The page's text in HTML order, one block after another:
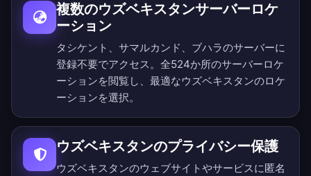
複数のウズベキスタンサーバーロケ
ーション
タシケント、サマルカンド、ブハラのサーバーに
登録不要でアクセス。 全524か所のサーバーロケ
ーションを閲覧し、最適なウズベキスタンのロケ
ーションを選択。
ウズベキスタンのプライバシー保護
ウズベキスタンのウェブサイトやサービスに匿名